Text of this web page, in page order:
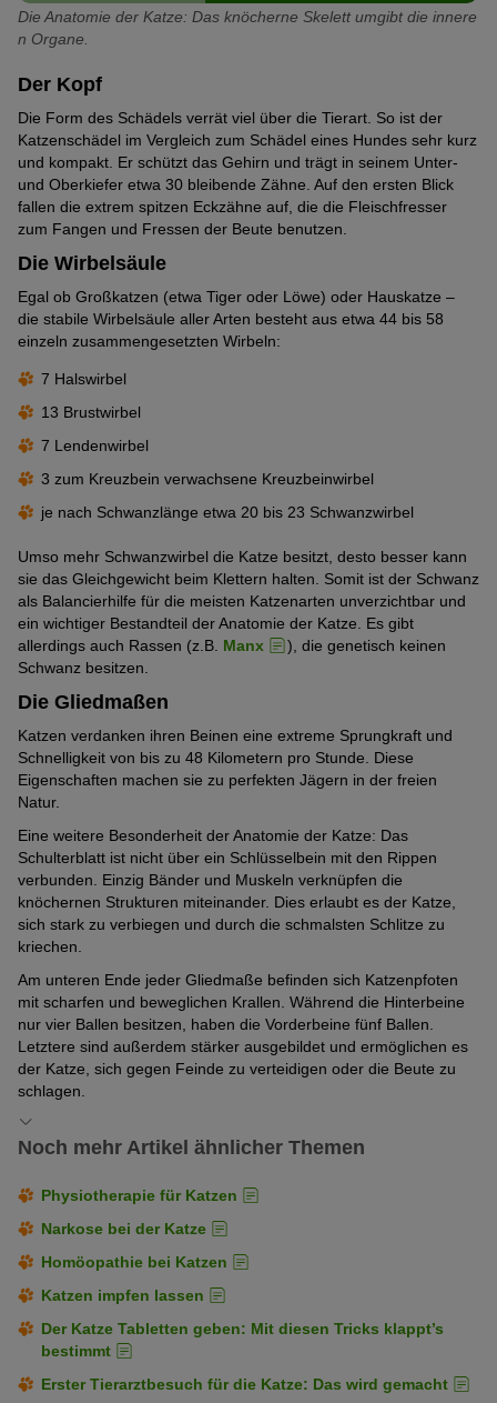
Die Anatomie der Katze: Das knöcherne Skelett umgibt die innere
n Organe.
Der Kopf
Die Form des Schädels verrät viel über die Tierart. So ist der
Katzenschädel im Vergleich zum Schädel eines Hundes sehr kurz
und kompakt. Er schützt das Gehirn und trägt in seinem Unter-
und Oberkiefer etwa 30 bleibende Zähne. Auf den ersten Blick
fallen die extrem spitzen Eckzähne auf, die die Fleischfresser
zum Fangen und Fressen der Beute benutzen.
Die Wirbelsäule
Egal ob Großkatzen (etwa Tiger oder Löwe) oder Hauskatze –
die stabile Wirbelsäule aller Arten besteht aus etwa 44 bis 58
einzeln zusammengesetzten Wirbeln:
7 Halswirbel
13 Brustwirbel
7 Lendenwirbel
3 zum Kreuzbein verwachsene Kreuzbeinwirbel
je nach Schwanzlänge etwa 20 bis 23 Schwanzwirbel
Umso mehr Schwanzwirbel die Katze besitzt, desto besser kann
sie das Gleichgewicht beim Klettern halten. Somit ist der Schwanz
als Balancierhilfe für die meisten Katzenarten unverzichtbar und
ein wichtiger Bestandteil der Anatomie der Katze. Es gibt
allerdings auch Rassen (z.B. Manx
), die genetisch keinen
Schwanz besitzen.
Die Gliedmaßen
Katzen verdanken ihren Beinen eine extreme Sprungkraft und
Schnelligkeit von bis zu 48 Kilometern pro Stunde. Diese
Eigenschaften machen sie zu perfekten Jägern in der freien
Natur.
Eine weitere Besonderheit der Anatomie der Katze: Das
Schulterblatt ist nicht über ein Schlüsselbein mit den Rippen
verbunden. Einzig Bänder und Muskeln verknüpfen die
knöchernen Strukturen miteinander. Dies erlaubt es der Katze,
sich stark zu verbiegen und durch die schmalsten Schlitze zu
kriechen.
Am unteren Ende jeder Gliedmaße befinden sich Katzenpfoten
mit scharfen und beweglichen Krallen. Während die Hinterbeine
nur vier Ballen besitzen, haben die Vorderbeine fünf Ballen.
Letztere sind außerdem stärker ausgebildet und ermöglichen es
der Katze, sich gegen Feinde zu verteidigen oder die Beute zu
schlagen.
Noch mehr Artikel ähnlicher Themen
Physiotherapie für Katzen
Narkose bei der Katze
Homöopathie bei Katzen
Katzen impfen lassen
Der Katze Tabletten geben: Mit diesen Tricks klappt’s
bestimmt
Erster Tierarztbesuch für die Katze: Das wird gemacht